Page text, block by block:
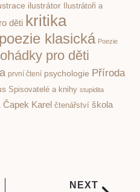
ilustrátor
Ilustrátoři a
děti kritika
poezie klasická Poezie
pro děti
první čtení psychologie Příroda
Spisovatelé a knihy stupidita
Čapek Karel čtenářství škola
NEXT